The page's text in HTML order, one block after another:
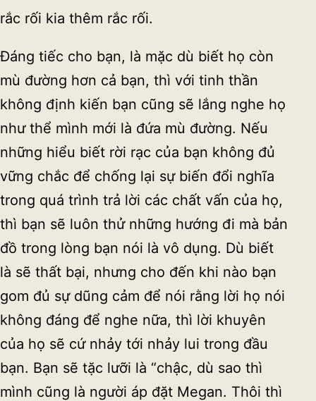
rắc rối kia thêm rắc rối.
Đáng tiếc cho bạn, là mặc dù biết họ còn
mù đường hơn cả bạn, thì với tinh thần
không định kiến bạn cũng sẽ lắng nghe họ
như thể mình mới là đứa mù đường. Nếu
những hiểu biết rời rạc của bạn không đủ
vững chắc để chống lại sự biến đổi nghĩa
trong quá trình trả lời các chất vấn của họ,
thì bạn sẽ luôn thử những hướng đi mà bản
đồ trong lòng bạn nói là vô dụng. Dù biết
là sẽ thất bại, nhưng cho đến khi nào bạn
gom đủ sự dũng cảm để nói rằng lời họ nói
không đáng để nghe nữa, thì lời khuyên
của họ sẽ cứ nhảy tới nhảy lui trong đầu
bạn. Bạn sẽ tặc lưỡi là “chậc, dù sao thì
mình cũng là người áp đặt Megan. Thôi thì